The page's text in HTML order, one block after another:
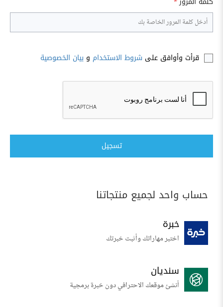
قرأت وأوافق على شروط الاستخدام و بيان الخصوصية
تسجيل
حساب واحد لجميع منتجاتنا
خبرة
اختبر مهاراتك وأثبت خبرتك
سنديان
أنشئ موقعك الاحترافي دون خبرة برمجية